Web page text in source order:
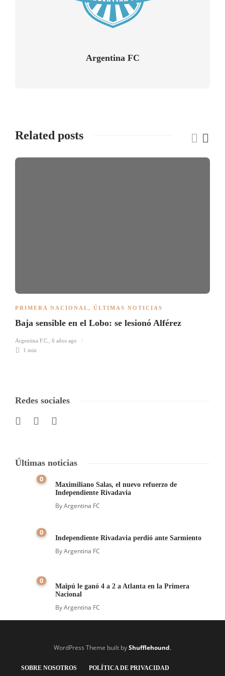
Argentina FC
Related posts
PRIMERA NACIONAL, ÚLTIMAS NOTICIAS
Baja sensible en el Lobo: se lesionó Alférez
Argentina F.C., 6 años ago
1 min
Redes sociales
Últimas noticias
0
Maximiliano Salas, el nuevo refuerzo de
Independiente Rivadavia
ByArgentina FC
0
Independiente Rivadavia perdió ante Sarmiento
ByArgentina FC
0
Maipú le ganó 4 a 2 a Atlanta en la Primera
Nacional
ByArgentina FC
WordPress Theme built byShufflehound.
SOBRE NOSOTROS POLÍTICA DE PRIVACIDAD